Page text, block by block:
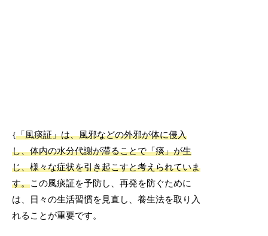
{「風痰証」は、風邪などの外邪が体に侵入
し、体内の水分代謝が滞ることで「痰」が生
じ、様々な症状を引き起こすと考えられていま
す。この風痰証を予防し、再発を防ぐために
は、日々の生活習慣を見直し、養生法を取り入
れることが重要です。